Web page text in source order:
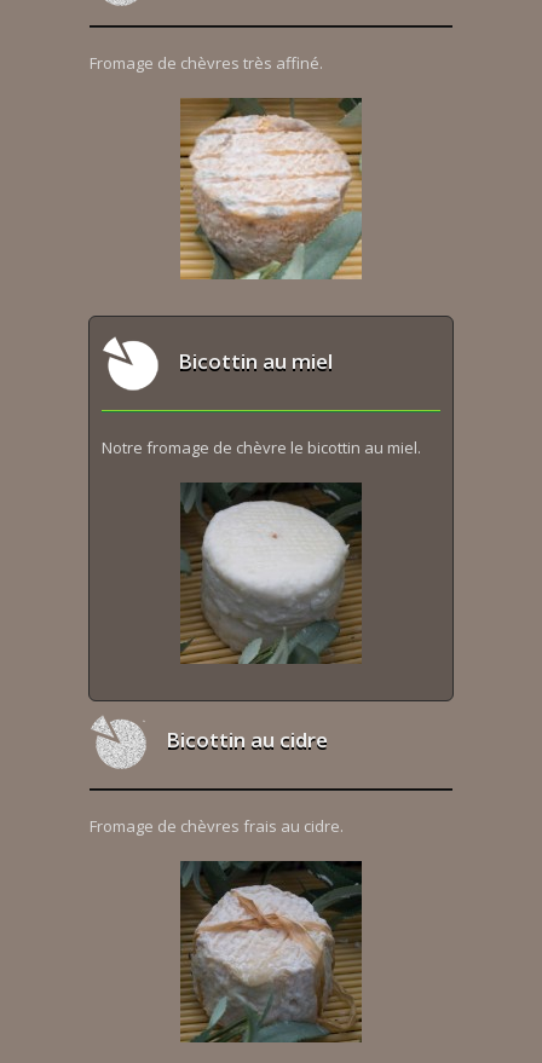
Fromage de chèvres très affiné.
Bicottin au miel
Notre fromage de chèvre le bicottin au miel.
Bicottin au cidre
Fromage de chèvres frais au cidre.